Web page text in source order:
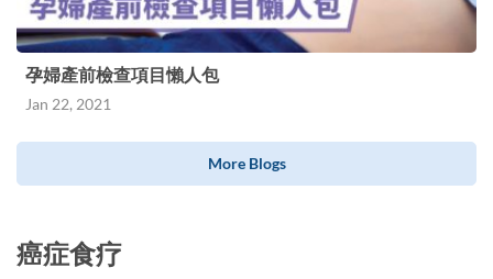
孕婦產前檢查項目懶人包
Jan 22, 2021
More Blogs
癌症食疗